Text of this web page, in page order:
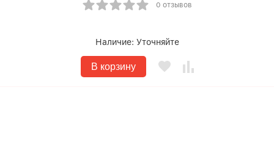
0 отзывов
Наличие: Уточняйте
В корзину